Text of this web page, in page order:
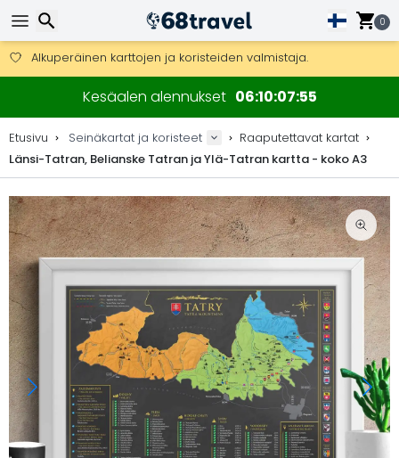
0
Ilmainen toimitus yli 275 € tilauksiin.
Mahdollisuus lähettää DHL Express -lähetyksenä (toimitus 24
30 päivää palautukseen, 90 päivää puukarttoihin ja koristeisiin.
Kesäalen alennukset 06100754
Etusivu Seinäkartat ja koristeet
Raaputettavat kartat
Länsi-Tatran, Belianske Tatran ja Ylä-Tatran kartta - koko A3
Etsi